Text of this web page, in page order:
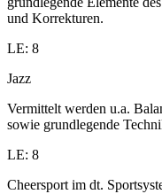
und Korrekturen.
LE: 8
Jazz
Vermittelt werden u.a.
sowie grundlegende
LE: 8
Cheersport im dt.